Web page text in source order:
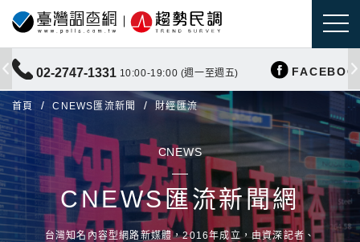
02-2747-1331 10:00-19:00 (週一至週五)
首頁 CNEWS匯流新聞 財經匯流
CNEWS
CNEWS匯流新聞網
台灣知名內容型網路新媒體，2016年成立，由資深記者、